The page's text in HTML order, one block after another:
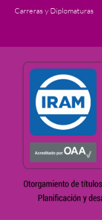
Carreras y Diplomaturas